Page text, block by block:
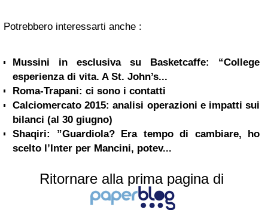
Potrebbero interessarti anche :
Mussini in esclusiva su Basketcaffe: “College
esperienza di vita. A St. John’s...
Roma-Trapani: ci sono i contatti
Calciomercato 2015: analisi operazioni e impatti sui
bilanci (al 30 giugno)
Shaqiri: ”Guardiola? Era tempo di cambiare, ho
scelto l’Inter per Mancini, potev...
Ritornare alla prima pagina di